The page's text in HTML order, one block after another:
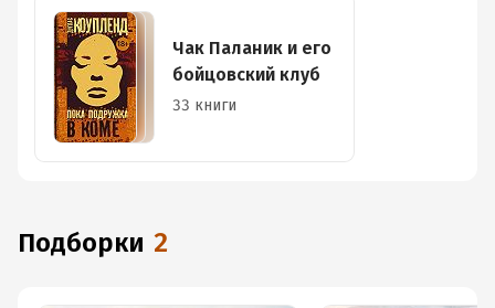
Чак Паланик и его
бойцовский клуб
33 книги
Подборки 2